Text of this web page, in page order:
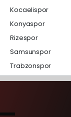
Kocaelispor
Konyaspor
Rizespor
Samsunspor
Trabzonspor